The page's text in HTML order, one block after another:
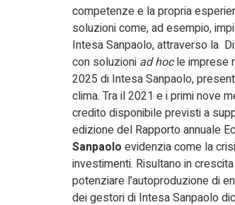
competenze e la propria
soluzioni come, ad esempio,
Intesa Sanpaolo, attraverso la
con soluzioni ad hocle imprese
2025 di Intesa Sanpaolo,
clima. Tra il 2021 e i primi nove
credito disponibile previsti a
edizione del Rapporto annuale
Sanpaolo evidenzia come la
investimenti. Risultano in
potenziare l’autoproduzione di
dei gestori di Intesa Sanpaolo